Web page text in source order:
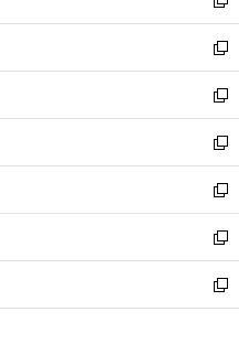
開
く
ウ
で
開
く
ン
ド
ウ
で
開
く
ウ
ィ
ン
ド
ウ
で
開
く
新
し
い
ウ
ィ
ン
ド
ウ
で
開
く
新
し
い
ウ
ィ
ン
ド
ウ
で
開
く
新
し
い
ウ
ィ
ン
ド
ウ
で
開
新
し
い
ウ
ィ
ン
ド
ウ
新
し
い
ウ
ィ
ン
新
し
い
ウ
新
し